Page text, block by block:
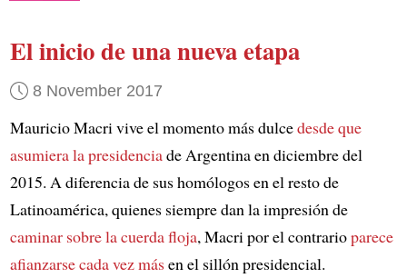
El inicio de una nueva etapa
8 November 2017
Mauricio Macri vive el momento más dulcedesde que
asumiera la presidenciade Argentina en diciembre del
2015. A diferencia de sus homólogos en el resto de
Latinoamérica, quienes siempre dan la impresión de
caminar sobre la cuerda floja, Macri por el contrarioparece
afianzarse cada vez másen el sillón presidencial.